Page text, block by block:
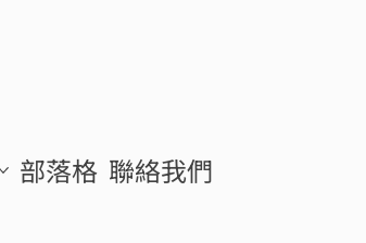
部落格 聯絡我們